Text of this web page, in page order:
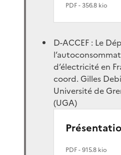
PDF- 356.8 kio
D-ACCEF : Le
d’électricité en
coord. Gilles
Université de
(UGA)
PDF- 915.8 kio